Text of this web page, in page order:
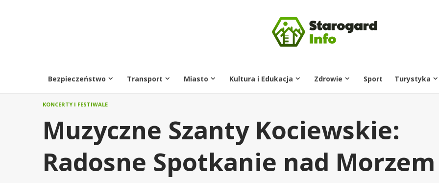
Bezpieczeństwo Transport Miasto Kultura i Edukacja Zdrowie Sport Turystyka
KONCERTY I FESTIWALE
Muzyczne Szanty Kociewskie:
Radosne Spotkanie nad Morzem